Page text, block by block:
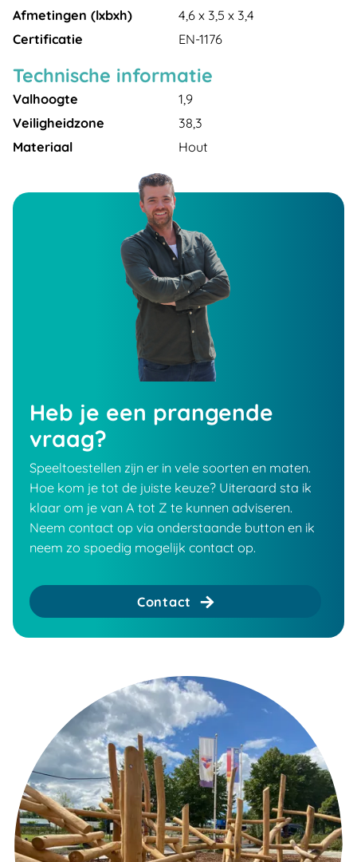
Afmetingen (lxbxh)
4,6 x 3,5 x 3,4
Certificatie
EN-1176
Technische informatie
Valhoogte
1,9
Veiligheidzone
38,3
Materiaal
Hout
Heb je een prangende
vraag?
Speeltoestellen zijn er in vele soorten en maten.
Hoe kom je tot de juiste keuze? Uiteraard sta ik
klaar om je van A tot Z te kunnen adviseren.
Neem contact op via onderstaande button en ik
neem zo spoedig mogelijk contact op.
Contact